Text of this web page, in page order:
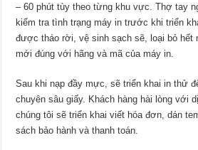
– 60 phút tùy theo từng khu vực. Thợ tay
kiểm tra tình trạng máy in trước khi triển
được tháo rời, vệ sinh sạch sẽ, loại bỏ hết
mới đúng với hãng và mã của máy in.
Sau khi nạp đầy mực, sẽ triển khai in thử
chuyên sâu giấy. Khách hàng hài lòng với
chúng tôi sẽ triển khai viết hóa đơn, dán
sách bảo hành và thanh toán.